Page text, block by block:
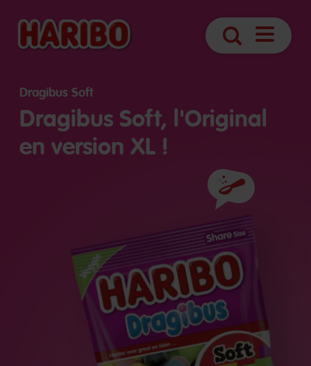
RechercheOuvrir
Dragibus Soft
Dragibus Soft, l'Original
en version XL !
Ingrédients